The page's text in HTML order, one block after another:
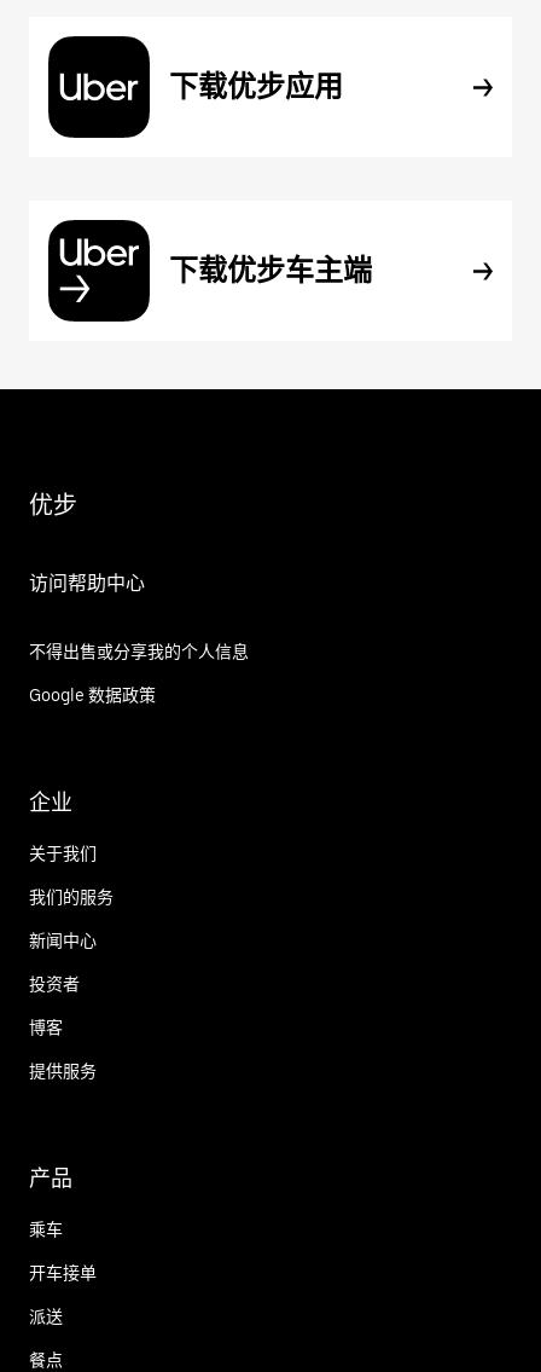
下载优步应用
下载优步车主端
优步
访问帮助中心
不得出售或分享我的个人信息
Google 数据政策
企业
关于我们
我们的服务
新闻中心
投资者
博客
提供服务
产品
乘车
开车接单
派送
餐点